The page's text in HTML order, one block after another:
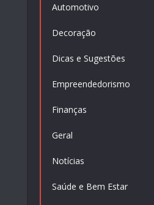
Automotivo
Decoração
Dicas e Sugestões
Empreendedorismo
Finanças
Geral
Notícias
Saúde e Bem Estar